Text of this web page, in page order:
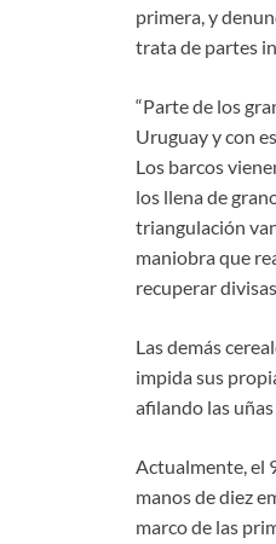
primera, y
trata de partes
“Parte de los
Uruguay y con
Los barcos
los llena de
triangulación
maniobra que
recuperar
Las demás
impida sus
afilando las
Actualmente, el
manos de diez
marco de las